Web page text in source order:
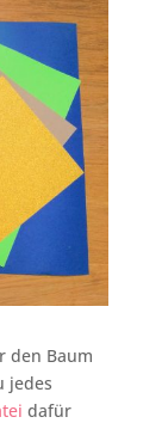
den Baum
jedes
dafür